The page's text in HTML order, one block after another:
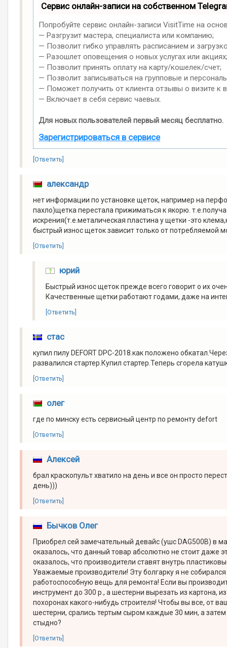
Сервис онлайн-записи на собственном
Попробуйте сервис онлайн-записи VisitTime на
— Разгрузит мастера, специалиста или компанию;
— Позволит гибко управлять расписанием и
— Разошлет оповещения о новых услугах или
— Позволит принять оплату на карту/кошелек/счет;
— Позволит записываться на групповые и
— Поможет получить от клиента отзывы о визите к
— Включает в себя сервис чаевых.
Для новых пользователей первый месяц бесплатно.
Зарегистрироваться в сервисе
[Ответить]
александр
нет информации по установке щеток, например на
пахло)щетка перестала прижиматься к якорю.
искрения(т.е.металическая пластина у щетки -это
быстрый износ щеток зависит только от потребляемой
[Ответить]
юрий
Быстрый износ щеток прежде всего говорит о их
Качественные щетки работают годами, даже на
[Ответить]
стас
купил пилу DEFORT DPC-2018.как положено
развалился стартер.Купил стартер.Теперь сгорела
[Ответить]
олег
где по минску есть сервисный центр по ремонту defort
[Ответить]
Алексей
брал краскопульт хватило на день и все он просто
день)))
[Ответить]
Бычков Олег
Приобрел сей замечательный девайс (ушс DAG500B) в
оказалось, что данный товар абсолютно не стоит даже
оказалось, что производители ставят внутрь
Уважаемые производители! Эту болгарку я не
работоспособную вещь для ремонта! Если вы
инструмент до 300 р., а шестерни вырезать из картона,
похоронах какого-нибудь строителя! Чтобы вы все, от
шестерни, срались тертым сыром каждые 30 мин, а
стыдно?
[Ответить]